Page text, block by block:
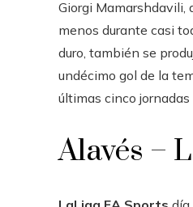
Giorgi Mamarshdavili,
menos durante casi
duro, también se
undécimo gol de la
últimas cinco
Alavés –